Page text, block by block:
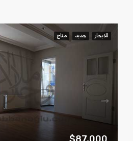
للايجار جديد متاح